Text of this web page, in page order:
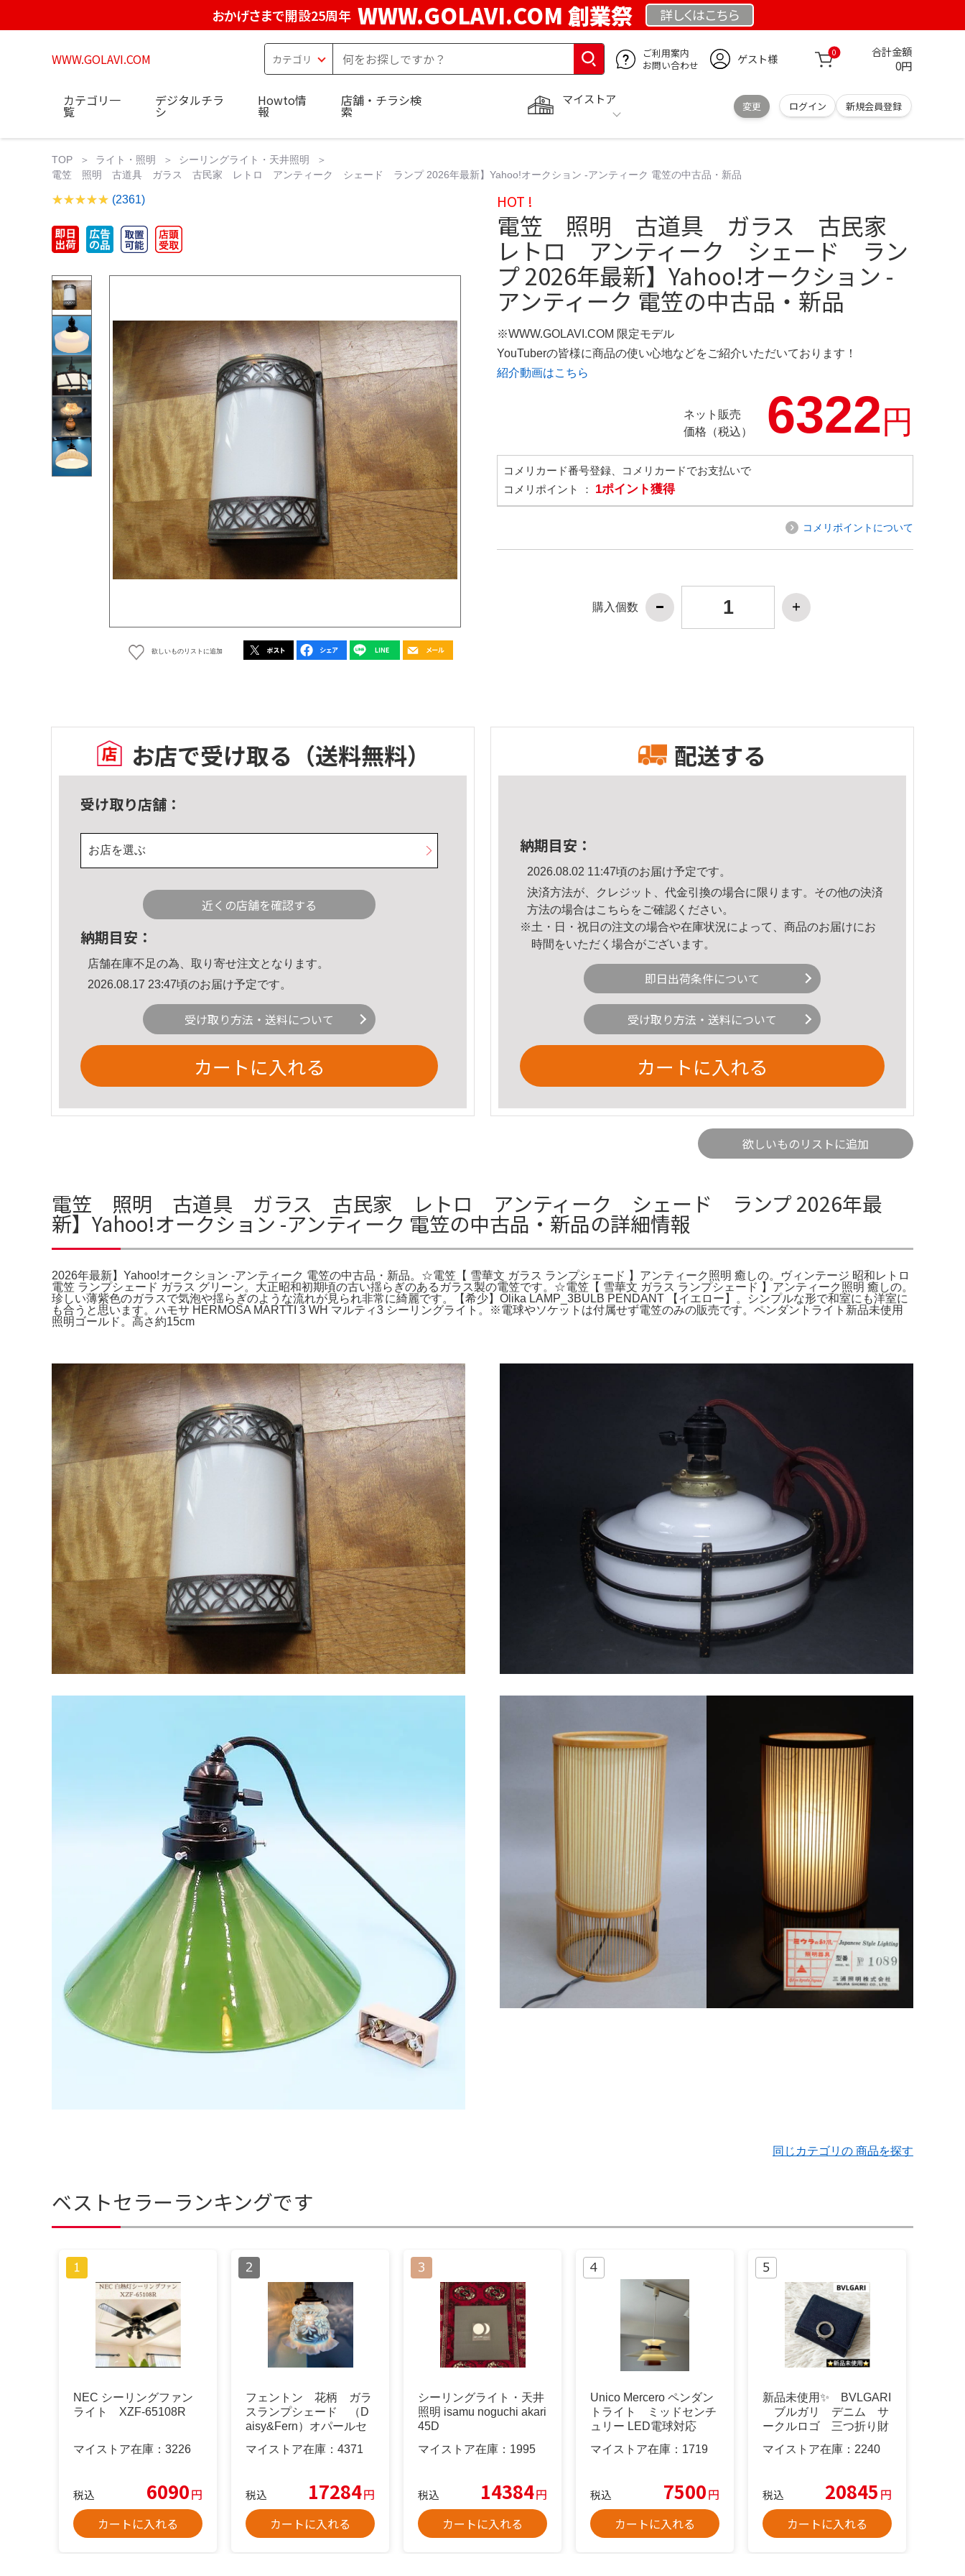
おかげさまで開設25周年 WWW.GOLAVI.COM 創業祭 詳しくはこちら
WWW.GOLAVI.COM
ご利用案内
お問い合わせ
ゲスト様 0 合計金額
0円
マイストア
変更 ログイン 新規会員登録
カテゴリ一
覧
デジタルチラ
シ
Howto情
報
店舗・チラシ検
索
TOP ライト・照明
シーリングライト・天井照明
電笠 照明 古道具 ガラス 古民家 レトロ アンティーク シェード ランプ 2026年最新】Yahoo!オークション -アンティーク 電笠の中古品・新品
(2361)
欲しいものリストに追加
HOT !
電笠 照明 古道具 ガラス 古民家
レトロ アンティーク シェード ラン
プ 2026年最新】Yahoo!オークション -
アンティーク 電笠の中古品・新品
※WWW.GOLAVI.COM 限定モデル
YouTuberの皆様に商品の使い心地などをご紹介いただいております！
紹介動画はこちら
ネット販売
価格（税込）
6322円
コメリカード番号登録、コメリカードでお支払いで
コメリポイント ： 1ポイント獲得
コメリポイントについて
購入個数
お店で受け取る （送料無料）
受け取り店舗：
お店を選ぶ
近くの店舗を確認する
納期目安：
店舗在庫不足の為、取り寄せ注文となります。
2026.08.17 23:47頃のお届け予定です。
受け取り方法・送料について
カートに入れる
配送する
納期目安：
2026.08.02 11:47頃のお届け予定です。
決済方法が、クレジット、代金引換の場合に限ります。その他の決済
方法の場合はこちら をご確認ください。
※土・日・祝日の注文の場合や在庫状況によって、商品のお届けにお
時間をいただく場合がございます。
即日出荷条件について
受け取り方法・送料について
カートに入れる
欲しいものリストに追加
電笠 照明 古道具 ガラス 古民家 レトロ アンティーク シェード ランプ 2026年最
新】Yahoo!オークション -アンティーク 電笠の中古品・新品の詳細情報
2026年最新】Yahoo!オークション -アンティーク 電笠の中古品・新品。☆電笠【 雪華文 ガラス ランプシェード 】アンティーク照明 癒しの。ヴィンテージ 昭和レトロ
電笠 ランプシェード ガラス グリーン。大正昭和初期頃の古い揺らぎのあるガラス製の電笠です。☆電笠【 雪華文 ガラス ランプシェード 】アンティーク照明 癒しの。
珍しい薄紫色のガラスで気泡や揺らぎのような流れが見られ非常に綺麗です。【希少】Olika LAMP_3BULB PENDANT 【イエロー】。シンプルな形で和室にも洋室に
も合うと思います。ハモサ HERMOSA MARTTI 3 WH マルティ3 シーリングライト。※電球やソケットは付属せず電笠のみの販売です。ペンダントライト新品未使用
照明ゴールド。高さ約15cm
同じカテゴリの 商品を探す
ベストセラーランキングです
NEC シーリングファン
ライト XZF-65108R
マイストア在庫： 3226
税込 6090円
カートに入れる
フェントン 花柄 ガラ
スランプシェード （D
aisy&Fern）オパールセ
マイストア在庫： 4371
税込 17284円
カートに入れる
シーリングライト・天井
照明 isamu noguchi akari
45D
マイストア在庫： 1995
税込 14384円
カートに入れる
Unico Mercero ペンダン
トライト ミッドセンチ
ュリー LED電球対応
マイストア在庫： 1719
税込 7500円
カートに入れる
新品未使用✨ BVLGARI
ブルガリ デニム サ
ークルロゴ 三つ折り財
マイストア在庫： 2240
税込 20845 円
カートに入れる